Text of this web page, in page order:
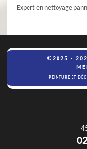
Expert en nettoyage
©2025 -
PEINTURE ET